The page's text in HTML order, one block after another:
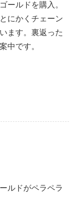
ールドを購入。
にかくチェーン
ます。裏返った
中です。
ルドがペラペラ